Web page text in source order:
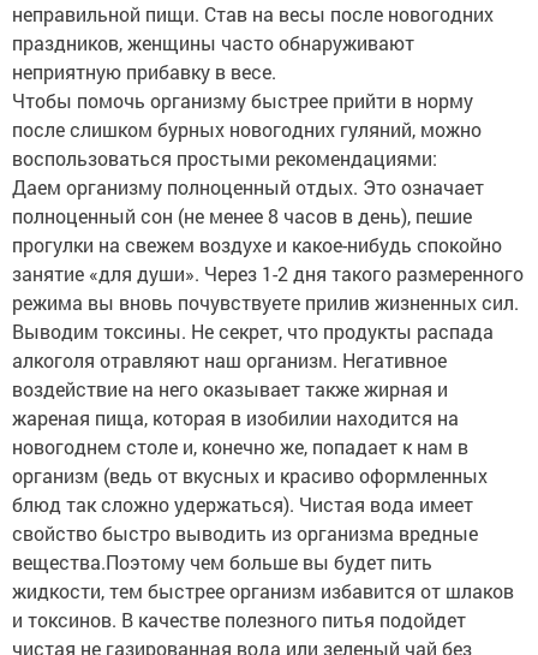
неправильной пищи. Став на весы после новогодних
праздников, женщины часто обнаруживают
неприятную прибавку в весе.
Чтобы помочь организму быстрее прийти в норму
после слишком бурных новогодних гуляний, можно
воспользоваться простыми рекомендациями:
Даем организму полноценный отдых. Это означает
полноценный сон (не менее 8 часов в день), пешие
прогулки на свежем воздухе и какое-нибудь спокойно
занятие «для души». Через 1-2 дня такого размеренного
режима вы вновь почувствуете прилив жизненных сил.
Выводим токсины. Не секрет, что продукты распада
алкоголя отравляют наш организм. Негативное
воздействие на него оказывает также жирная и
жареная пища, которая в изобилии находится на
новогоднем столе и, конечно же, попадает к нам в
организм (ведь от вкусных и красиво оформленных
блюд так сложно удержаться). Чистая вода имеет
свойство быстро выводить из организма вредные
вещества.Поэтому чем больше вы будет пить
жидкости, тем быстрее организм избавится от шлаков
и токсинов. В качестве полезного питья подойдет
чистая не газированная вода или зеленый чай без